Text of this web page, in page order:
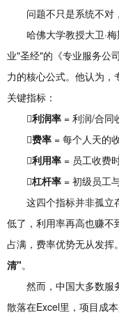
问题不只是系统不对
哈佛大学教授大卫·
业"圣经"的《专业服务公
力的核心公式。他认为
关键指标：
利润率 = 利润/合同
费率 = 每个人天的
利用率 = 员工收费
杠杆率 = 初级员工
这四个指标并非孤
低了，利用率再高也赚不
占满，费率优势无从发挥。
清"。
然而，中国大多数服
散落在Excel里，项目成